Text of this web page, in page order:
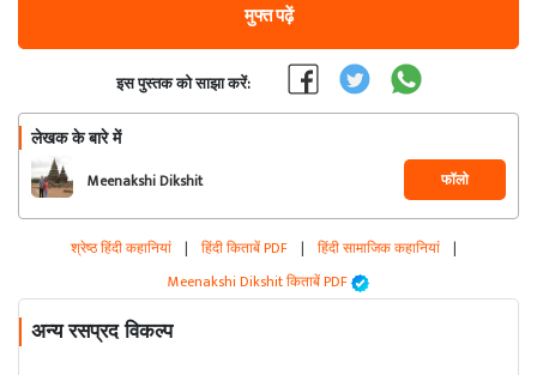
मुफ्त पढ़ें
इस पुस्तक को साझा करें:
लेखक के बारे में
Meenakshi Dikshit फॉलो
श्रेष्ठ हिंदी कहानियां | हिंदी किताबें PDF | हिंदी सामाजिक कहानियां |
Meenakshi Dikshit किताबें PDF
अन्य रसप्रद विकल्प